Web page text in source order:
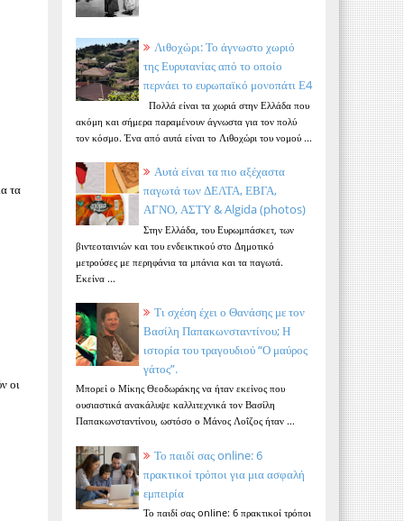
τα
οι
Λιθοχώρι: Το άγνωστο χωριό
της Ευρυτανίας από το οποίο
περνάει το ευρωπαϊκό μονοπάτι Ε4
Πολλά είναι τα χωριά στην Ελλάδα που
ακόμη και σήμερα παραμένουν άγνωστα για τον πολύ
τον κόσμο. Ένα από αυτά είναι το Λιθοχώρι του νομού ...
Αυτά είναι τα πιο αξέχαστα
παγωτά των ΔΕΛΤΑ, ΕΒΓΑ,
ΑΓΝΟ, ΑΣΤΥ & Algida (photos)
Στην Ελλάδα, του Ευρωμπάσκετ, των
βιντεοταινιών και του ενδεικτικού στο Δημοτικό
μετρούσες με περηφάνια τα μπάνια και τα παγωτά.
Εκείνα ...
Τι σχέση έχει ο Θανάσης με τον
Βασίλη Παπακωνσταντίνου; Η
ιστορία του τραγουδιού “Ο μαύρος
γάτος”.
Μπορεί ο Μίκης Θεοδωράκης να ήταν εκείνος που
ουσιαστικά ανακάλυψε καλλιτεχνικά τον Βασίλη
Παπακωνσταντίνου, ωστόσο ο Μάνος Λοΐζος ήταν ...
Το παιδί σας online: 6
πρακτικοί τρόποι για μια ασφαλή
εμπειρία
Το παιδί σας online: 6 πρακτικοί τρόποι